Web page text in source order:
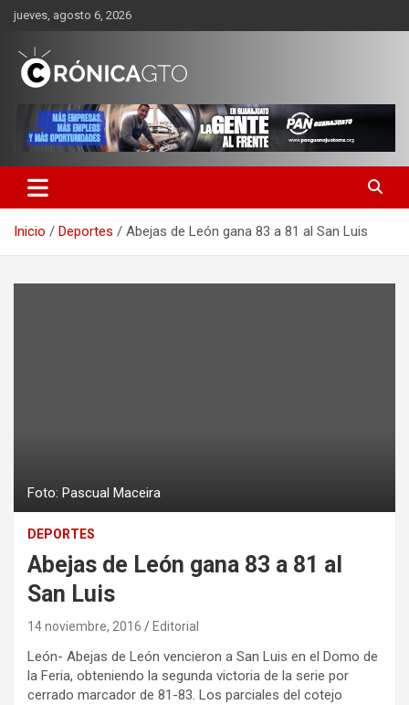
Saltar
contenido
jueves, agosto 6, 2026
CRONICA GUANAJUATO
Inicio Deportes Abejas de León gana 83 a 81 al San Luis
Foto: Pascual Maceira
DEPORTES
Abejas de León gana 83 a 81 al
San Luis
14 noviembre, 2016 Editorial
León- Abejas de León vencieron a San Luis en el Domo de
la Feria, obteniendo la segunda victoria de la serie por
cerrado marcador de 81-83. Los parciales del cotejo